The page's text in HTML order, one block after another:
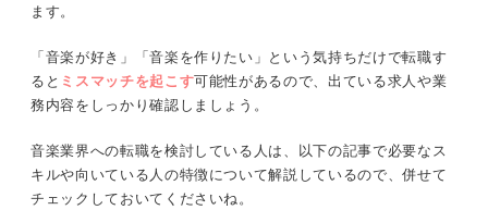
ます。
「音楽が好き」「音楽を作りたい」という気持ちだけで転職す
ると ミスマッチを起こす可能性があるので、出ている求人や業
務内容をしっかり確認しましょう。
音楽業界への転職を検討している人は、以下の記事で必要なス
キルや向いている人の特徴について解説しているので、併せて
チェックしておいてくださいね。